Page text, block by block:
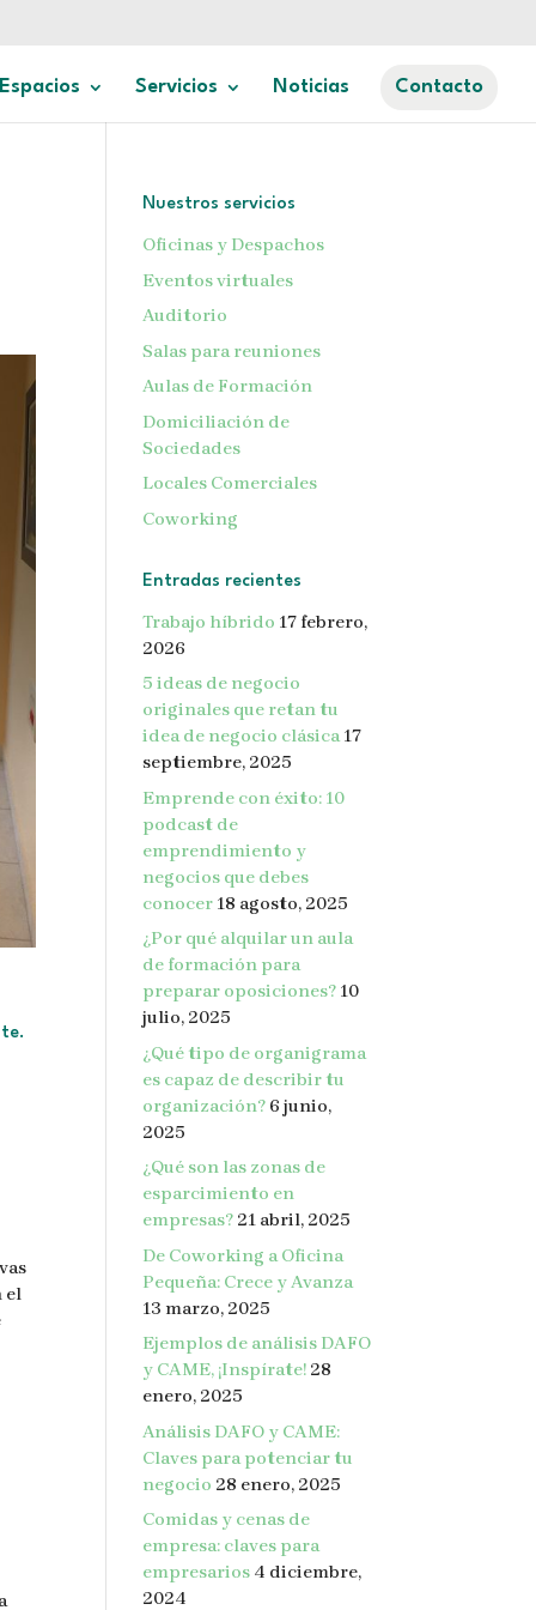
Espacios Servicios Noticias Contacto
el
Nuestros servicios
Oficinas y Despachos
Eventos virtuales
Auditorio
Salas para reuniones
Aulas de Formación
Domiciliación de
Sociedades
Locales Comerciales
Coworking
Entradas recientes
Trabajo híbrido 17 febrero,
2026
5 ideas de negocio
originales que retan tu
idea de negocio clásica 17
septiembre, 2025
Emprende con éxito: 10
podcast de
emprendimiento y
negocios que debes
conocer 18 agosto, 2025
¿Por qué alquilar un aula
de formación para
preparar oposiciones? 10
julio, 2025
¿Qué tipo de organigrama
es capaz de describir tu
organización? 6 junio,
2025
¿Qué son las zonas de
esparcimiento en
empresas? 21 abril, 2025
De Coworking a Oficina
Pequeña: Crece y Avanza
13 marzo, 2025
Ejemplos de análisis DAFO
y CAME, ¡Inspírate! 28
enero, 2025
Análisis DAFO y CAME:
Claves para potenciar tu
negocio 28 enero, 2025
Comidas y cenas de
empresa: claves para
empresarios 4 diciembre,
2024